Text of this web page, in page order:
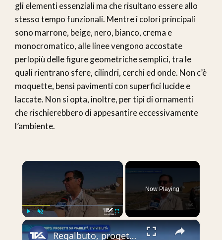
gli elementi essenziali ma che risultano essere allo
stesso tempo funzionali. Mentre i colori principali
sono marrone, beige, nero, bianco, crema e
monocromatico, alle linee vengono accostate
perlopiù delle figure geometriche semplici, tra le
quali rientrano sfere, cilindri, cerchi ed onde. Non c’è
moquette, bensì pavimenti con superfici lucide e
laccate. Non si opta, inoltre, per tipi di ornamenti
che rischierebbero di appesantire eccessivamente
l’ambiente.
×
Now Playing
×
Regalbuto, progetti su viabilità e sostenibilità